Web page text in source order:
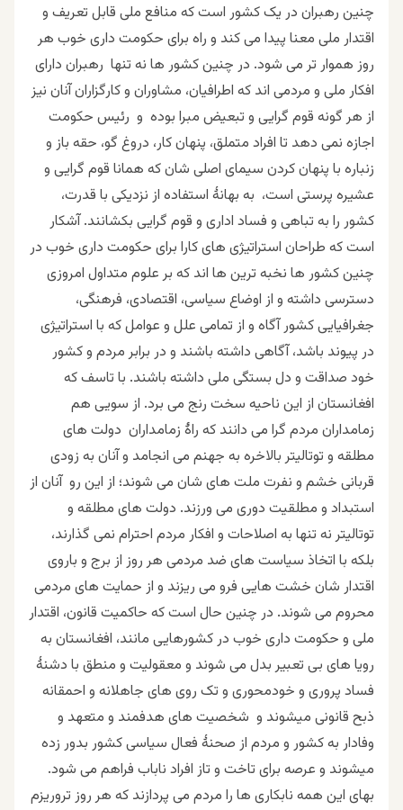
چنین رهبران در یک کشور است که منافع ملی قابل تعریف و
اقتدار ملی معنا پیدا می کند و راه برای حکومت داری خوب هر
روز هموار تر می شود. در چنین کشور ها نه تنها رهبران دارای
افکار ملی و مردمی اند که اطرافیان، مشاوران و کارگزاران آنان نیز
از هر گونه قوم گرایی و تبعیض مبرا بوده و رئیس حکومت
اجازه نمی دهد تا افراد متملق، پنهان کار، دروغ گو، حقه باز و
زنباره با پنهان کردن سیمای اصلی شان که همانا قوم گرایی و
عشیره پرستی است، به بهانۀ استفاده از نزدیکی با قدرت،
کشور را به تباهی و فساد اداری و قوم گرایی بکشانند. آشکار
است که طراحان استراتیژی های کارا برای حکومت داری خوب در
چنین کشور ها نخبه ترین ها اند که بر علوم متداول امروزی
دسترسی داشته و از اوضاع سیاسی، اقتصادی، فرهنگی،
جغرافیایی کشور آگاه و از تمامی علل و عوامل که با استراتیژی
در پیوند باشد، آگاهی داشته باشند و در برابر مردم و کشور
خود صداقت و دل بستگی ملی داشته باشند. با تاسف که
افغانستان از این ناحیه سخت رنج می برد. از سویی هم
زمامداران مردم گرا می دانند که راۀ زمامداران دولت های
مطلقه و توتالیتر بالاخره به جهنم می انجامد و آنان به زودی
قربانی خشم و نفرت ملت های شان می شوند؛ از این رو آنان از
استبداد و مطلقیت دوری می ورزند. دولت های مطلقه و
توتالیتر نه تنها به اصلاحات و افکار مردم احترام نمی گذارند،
بلکه با اتخاذ سیاست های ضد مردمی هر روز از برج و باروی
اقتدار شان خشت هایی فرو می ریزند و از حمایت های مردمی
محروم می شوند. در چنین حال است که حاکمیت قانون، اقتدار
ملی و حکومت داری خوب در کشورهایی مانند، افغانستان به
رویا های بی تعبیر بدل می شوند و معقولیت و منطق با دشنۀ
فساد پروری و خودمحوری و تک روی های جاهلانه و احمقانه
ذبح قانونی میشوند و شخصیت های هدفمند و متعهد و
وفادار به کشور و مردم از صحنۀ فعال سیاسی کشور بدور زده
میشوند و عرصه برای تاخت و تاز افراد ناباب فراهم می شود.
بهای این همه نابکاری ها را مردم می پردازند که هر روز تروریزم